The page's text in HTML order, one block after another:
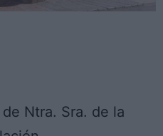
de Ntra. Sra. de la